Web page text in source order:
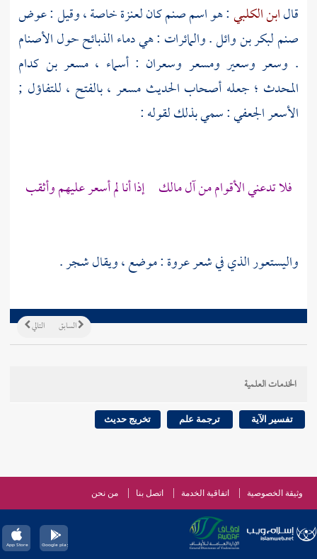
قالابن الكلبي: هو اسم صنم كانلعنزةخاصة ، وقيل : عوض
صنملبكر بن وائل. والمائرات : هي دماء الذبائح حول الأصنام
. وسعر وسعير ومسعر وسعران : أسماء ،مسعر بن كدام
المحدث ؛ جعله أصحاب الحديث مسعر ، بالفتح ، للتفاؤل ;
الأسعر الجعفي : سمي بذلك لقوله :
فلا تدعني الأقوام منآل مالك إذا أنا لم أسعر عليهم وأثقب
واليستعور الذي في شعر عروة : موضع ، ويقال شجر .
التالي السابق
الخدمات العلمية
تفسير الآية ترجمة علم تخريج حديث
وثيقة الخصوصية اتفاقية الخدمة اتصل بنا من نحن